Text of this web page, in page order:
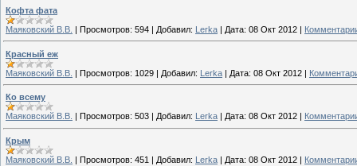
Кофта фата
Маяковский В.В. | Просмотров: 594 | Добавил: Lerka | Дата: 08 Окт 2012 |
Красный еж
Маяковский В.В. | Просмотров: 1029 | Добавил: Lerka | Дата: 08 Окт 2012 |
Ко всему
Маяковский В.В.
Просмотров: 503 Добавил: Lerka Дата: 08 Окт 2012
Крым
Маяковский В.В. | Просмотров: 451 | Добавил: Lerka | Дата: 08 Окт 2012 |